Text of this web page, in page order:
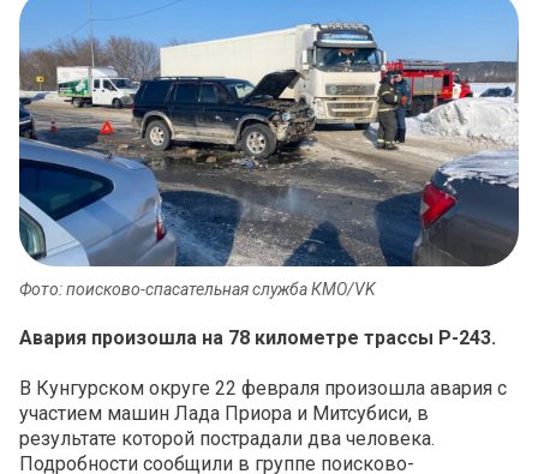
Фото: поисково-спасательная служба КМО/VK
Авария произошла на 78 километре трассы Р-243.
В Кунгурском округе 22 февраля произошла авария с
участием машин Лада Приора и Митсубиси, в
результате которой пострадали два человека.
Подробности сообщили в группе поисково-